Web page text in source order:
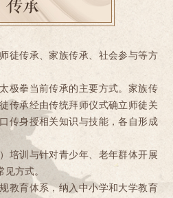
传承
传承、家族传承、社会参与等方
拳当前传承的主要方式。家族传
传承经由传统拜师仪式确立师徒关
传身授相关知识与技能，各自形成
训与针对青少年、老年群体开展
方式。
育体系，纳入中小学和大学教育